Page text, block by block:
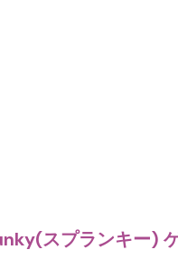
スプランキー)